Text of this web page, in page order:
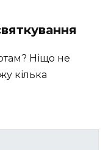
Ніщо не
кілька